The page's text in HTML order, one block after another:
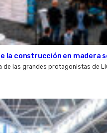
la construcción en madera
de las grandes protagonistas de